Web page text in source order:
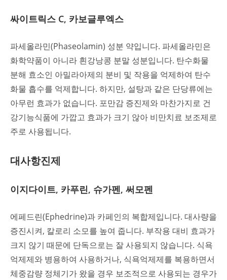
싸이트릭스 C, 카보글루엑스
파세올라민(Phaseolamin) 성분 약입니다. 파세올라민은
화학약품이 아니라 흰강낭콩 분말 성분입니다. 탄수화물
분해 효소인 아밀라아제의 분비 및 작용을 억제하여 탄수
화물 흡수를 억제합니다. 하지만, 설탕과 같은 단당류에는
아무런 효과가 없습니다. 포만감 증진제와 마찬가지로 건
강기능식품에 가깝고 효과가 크기 않아 비만치료 보조제로
주로 사용됩니다.
대사항진제
이지다이트, 카푸린, 슈가펜, 써모펜
에페드린(Ephedrine)과 카페인의 복합제입니다. 대사량을
증진시켜, 칼로리 소모를 높여 줍니다. 부작용 대비 효과가
크지 않기 때문에 단독으로는 잘 사용되지 않습니다. 식욕
억제제와 병용하여 사용하거나, 식욕억제제를 복용하면서
체중감량 정체기가 왔을 경우 보조적으로 사용되는 경우가